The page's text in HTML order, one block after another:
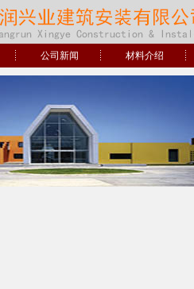
公司新闻 材料介绍